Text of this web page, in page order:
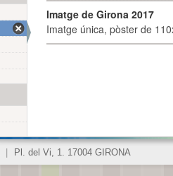
Imatge de Girona 2017
Imatge única, pòster de
Pl. del Vi, 1. 17004 GIRONA